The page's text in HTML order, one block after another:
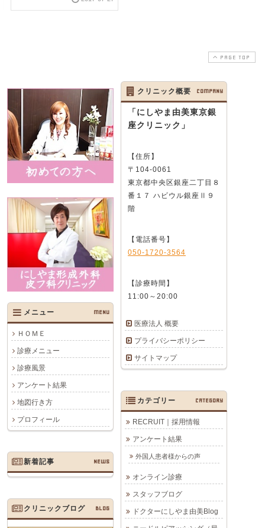
PAGE TOP
メニュー MENU
ＨＯＭＥ
診療メニュー
診療風景
アンケート結果
地図行き方
プロフィール
クリニック概要 COMPANY
「にしやま由美東京銀
座クリニック」
【住所】
〒104-0061
東京都中央区銀座二丁目８
番１７ ハビウル銀座Ⅱ９
階
【電話番号】
050-1720-3564
【診療時間】
11:00～20:00
医療法人 概要
プライバシーポリシー
サイトマップ
カテゴリー CATEGORY
RECRUIT｜採用情報
アンケート結果
外国人患者様からの声
オンライン診療
スタッフブログ
ドクターにしやま由美Blog
新着記事 NEWS
クリニックブログ BLOG